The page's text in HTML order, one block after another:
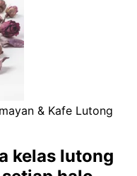
& Kafe Lutong
kelas lutong